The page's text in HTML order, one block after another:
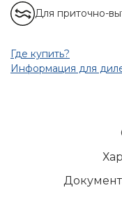
Для приточно-
Где купить?
Информация для